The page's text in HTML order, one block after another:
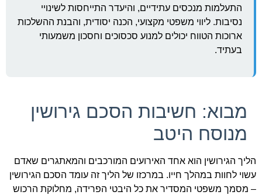
התעלמות מנכסים עתידיים, והיעדר התייחסות לשינויי
נסיבות. ליווי משפטי מקצועי, הכנה יסודית, והבנת ההשלכות
ארוכות הטווח יכולים למנוע סכסוכים וחסכון משמעותי
בעתיד.
מבוא: חשיבות הסכם גירושין
מנוסח היטב
הליך הגירושין הוא אחד האירועים המורכבים והמאתגרים שאדם
עשוי לחוות במהלך חייו. במרכזו של הליך זה עומד הסכם הגירושין
– מסמך משפטי המסדיר את כל היבטי הפרידה, מחלוקת הרכוש